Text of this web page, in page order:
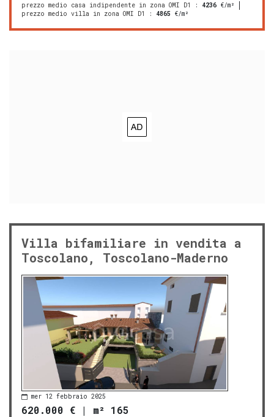
prezzo medio casa indipendente in zona OMI D1 : 4236 €/m²
prezzo medio villa in zona OMI D1
: 4865 €/m²
Villa bifamiliare in vendita a
Toscolano, Toscolano-Maderno
mer 12 febbraio 2025
620.000 € | m² 165